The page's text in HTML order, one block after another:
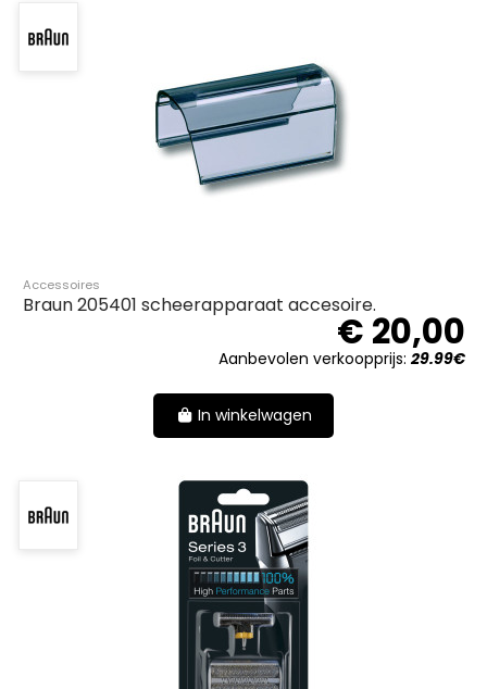
Accessoires
Braun 205401 scheerapparaat accesoire.
€ 20,00
Aanbevolen verkoopprijs: 29.99€
In winkelwagen